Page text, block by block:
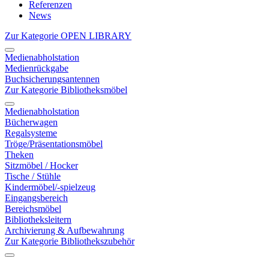
Referenzen
News
Zur Kategorie OPEN LIBRARY
Medienabholstation
Medienrückgabe
Buchsicherungsantennen
Zur Kategorie Bibliotheksmöbel
Medienabholstation
Bücherwagen
Regalsysteme
Tröge/Präsentationsmöbel
Theken
Sitzmöbel / Hocker
Tische / Stühle
Kindermöbel/-spielzeug
Eingangsbereich
Bereichsmöbel
Bibliotheksleitern
Archivierung & Aufbewahrung
Zur Kategorie Bibliothekszubehör